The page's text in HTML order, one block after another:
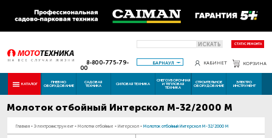
ИСКАТЬ СТАТУС РЕМОНТА
8-800-775-79-
00
БАРНАУЛ КАБИНЕТ КОРЗИНА
КАТАЛОГ ПНЕВМО
ОБОРУДОВАНИЕ
САДОВАЯ
ТЕХНИКА СИЛОВАЯ ТЕХНИКА
СНЕГОУБОРОЧНАЯ
И ТЕПЛОВАЯ
ТЕХНИКА
СТРОИТЕЛЬНОЕ
ОБОРУДОВАНИЕ
ЭЛЕКТРО
ИНСТРУМЕНТ
Молоток отбойный Интерскол М-32/2000 М
Главная - Электроинструмент - Молотки отбойные - Интерскол - Молоток отбойный Интерскол М-32/2000 М